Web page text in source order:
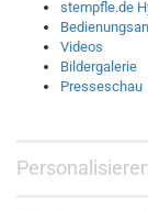
stempfle.de
Videos
Bildergalerie
Presseschau